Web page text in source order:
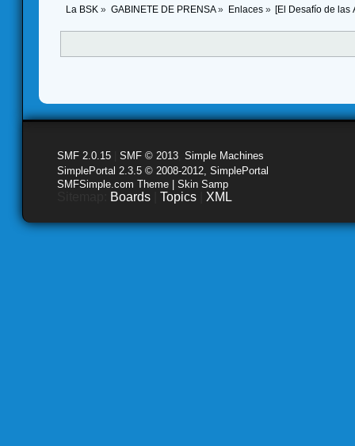
La BSK » GABINETE DE PRENSA» Enlaces» [El Desafío de las
SMF 2.0.15 SMF © 2013 Simple Machines
SimplePortal 2.3.5 © 2008-2012, SimplePortal
SMFSimple.com Theme | Skin Samp
Boards Topics XML